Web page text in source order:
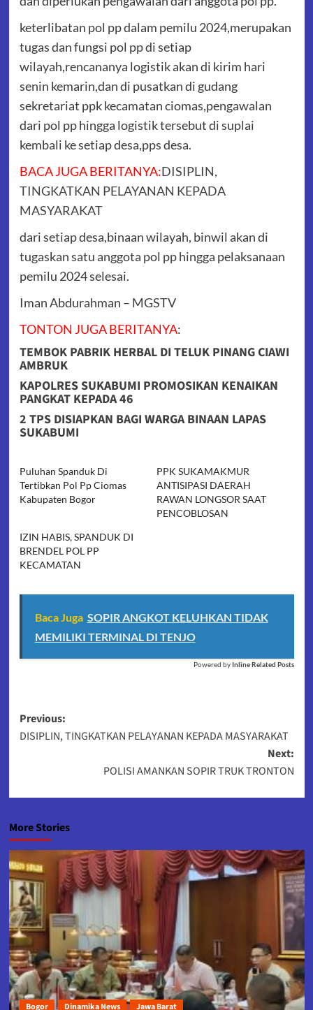
keterlibatan pol pp dalam pemilu 2024,merupakan
tugas dan fungsi pol pp di setiap
wilayah,rencananya logistik akan di kirim hari
senin kemarin,dan di pusatkan di gudang
sekretariat ppk kecamatan ciomas,pengawalan
dari pol pp hingga logistik tersebut di suplai
kembali ke setiap desa,pps desa.
BACA JUGA BERITANYA:DISIPLIN,
TINGKATKAN PELAYANAN KEPADA
MASYARAKAT
dari setiap desa,binaan wilayah, binwil akan di
tugaskan satu anggota pol pp hingga pelaksanaan
pemilu 2024 selesai.
Iman Abdurahman – MGSTV
TONTON JUGA BERITANYA:
TEMBOK PABRIK HERBAL DI TELUK PINANG CIAWI
AMBRUK
KAPOLRES SUKABUMI PROMOSIKAN KENAIKAN
PANGKAT KEPADA 46
2 TPS DISIAPKAN BAGI WARGA BINAAN LAPAS
SUKABUMI
Puluhan Spanduk Di
Tertibkan Pol Pp Ciomas
Kabupaten Bogor
PPK SUKAMAKMUR
ANTISIPASI DAERAH
RAWAN LONGSOR SAAT
PENCOBLOSAN
IZIN HABIS, SPANDUK DI
BRENDEL POL PP
KECAMATAN
Baca Juga SOPIR ANGKOT KELUHKAN TIDAK
MEMILIKI TERMINAL DI TENJO
Powered by Inline Related Posts
Post
navigation
Previous:
DISIPLIN, TINGKATKAN PELAYANAN KEPADA MASYARAKAT
Next:
POLISI AMANKAN SOPIR TRUK TRONTON
More Stories
Bogor Dinamika News Jawa Barat